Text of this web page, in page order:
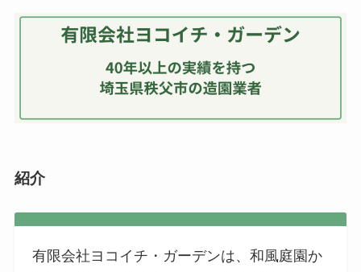
紹介
有限会社ヨコイチ・ガーデンは、和風庭園か